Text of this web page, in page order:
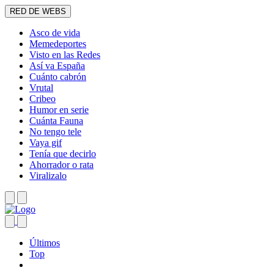
RED DE WEBS
Asco de vida
Memedeportes
Visto en las Redes
Así va España
Cuánto cabrón
Vrutal
Cribeo
Humor en serie
Cuánta Fauna
No tengo tele
Vaya gif
Tenía que decirlo
Ahorrador o rata
Viralizalo
Últimos
Top